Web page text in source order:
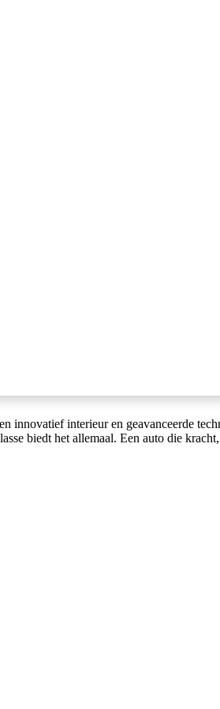
innovatief interieur en geavanceerde
biedt het allemaal. Een auto die